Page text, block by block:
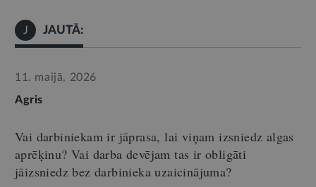
J JAUTĀ:
11. maijā, 2026
Agris
Vai darbiniekam ir jāprasa, lai viņam izsniedz algas
aprēķinu? Vai darba devējam tas ir obligāti
jāizsniedz bez darbinieka uzaicinājuma?